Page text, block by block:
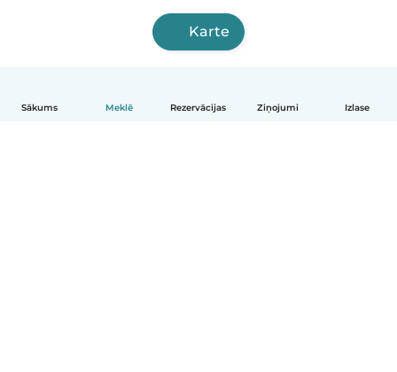
Sākums Meklē Rezervācijas Ziņojumi Izlase
Karte